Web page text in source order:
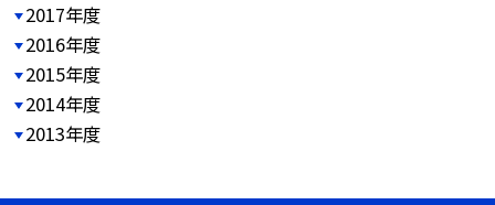
2017年度
2016年度
2015年度
2014年度
2013年度